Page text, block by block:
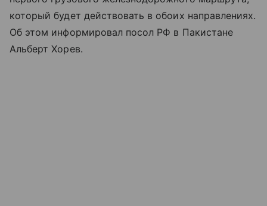
который будет действовать в обоих направлениях.
Об этом информировал посол РФ в Пакистане
Альберт Хорев.